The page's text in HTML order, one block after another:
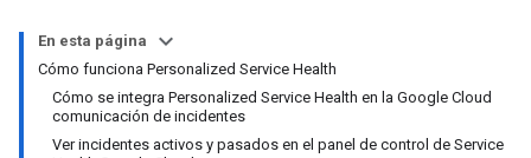
En esta página
Cómo funciona Personalized Service Health
Cómo se integra Personalized Service Health en la Google Cloud
comunicación de incidentes
Ver incidentes activos y pasados en el panel de control de Service